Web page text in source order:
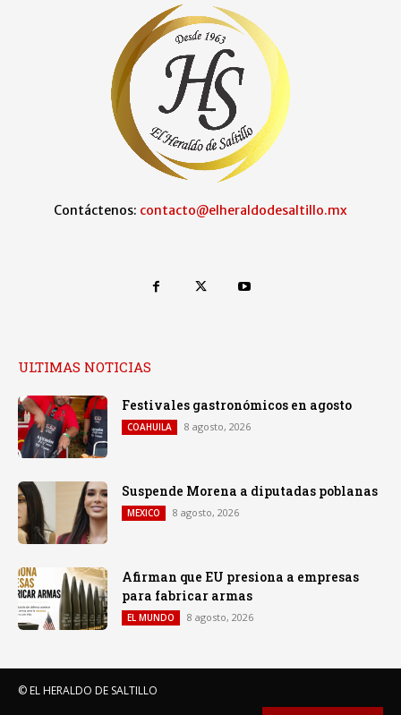
Contáctenos: contacto@elheraldodesaltillo.mx
ULTIMAS NOTICIAS
Festivales gastronómicos en agosto
COAHUILA 8 agosto, 2026
Suspende Morena a diputadas poblanas
MEXICO 8 agosto, 2026
Afirman que EU presiona a empresas
para fabricar armas
EL MUNDO 8 agosto, 2026
© EL HERALDO DE SALTILLO